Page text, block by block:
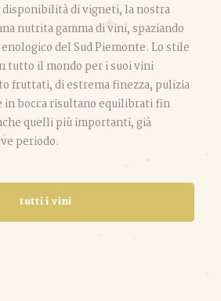
di vigneti, la nostra
nutrita gamma di vini, spaziando
del Sud Piemonte. Lo stile
tutto il mondo per i suoi vini
fruttati, di estrema finezza, pulizia
in bocca risultano equilibrati fin
quelli più importanti, già
periodo.
tutti i vini